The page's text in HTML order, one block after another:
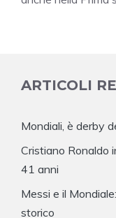
ARTICOLI
Mondiali, è derby
Cristiano Ronaldo
41 anni
Messi e il
storico